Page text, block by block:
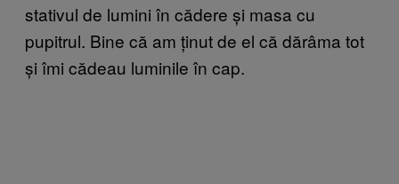
stativul de lumini în cădere și masa cu
pupitrul. Bine că am ținut de el că dărâma tot
și îmi cădeau luminile în cap.